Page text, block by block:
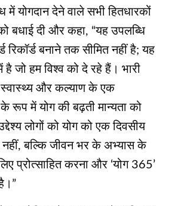
में योगदान देने वाले सभी हितधारकों
बधाई दी और कहा, “यह उपलब्धि
रिकॉर्ड बनाने तक सीमित नहीं है; यह
जो हम विश्‍व को दे रहे हैं। भारी
स्वास्थ्य और कल्याण के एक
रूप में योग की बढ़ती मान्यता को
लोगों को योग को एक दिवसीय
बल्कि जीवन भर के अभ्यास के
प्रोत्साहित करना और ‘योग 365’